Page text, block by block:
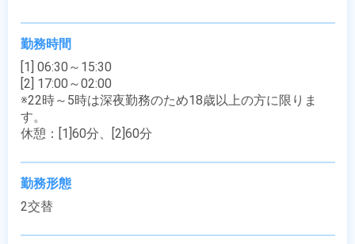
勤務時間
[1] 06:30～15:30
[2] 17:00～02:00
※22時～5時は深夜勤務のため18歳以上の方に限りま
す。
休憩：[1]60分、[2]60分
勤務形態
2交替